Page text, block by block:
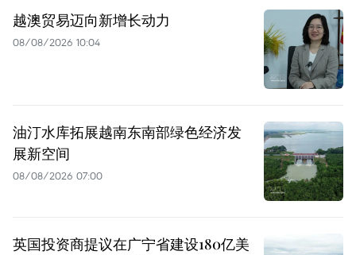
越澳贸易迈向新增长动力
08/08/2026 10:04
油汀水库拓展越南东南部绿色经济发
展新空间
08/08/2026 07:00
英国投资商提议在广宁省建设180亿美